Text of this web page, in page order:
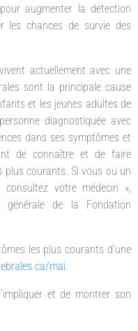
augmenter la détection
les chances de survie des
actuellement avec une
sont la principale cause
et les jeunes adultes de
diagnostiquée avec
dans ses symptômes et
de connaître et de faire
courants. Si vous ou un
votre médecin »,
générale de la Fondation
les plus courants d’une
mai.
et de montrer son